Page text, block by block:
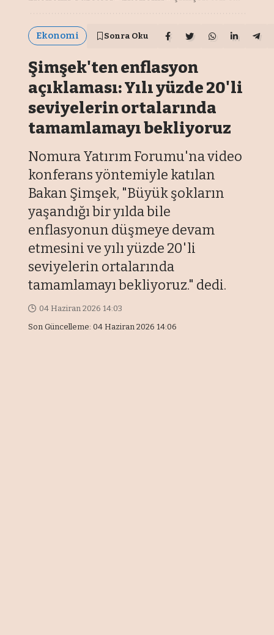
Ekonomi Sonra Oku
Şimşek'ten enflasyon
açıklaması: Yılı yüzde 20'li
seviyelerin ortalarında
tamamlamayı bekliyoruz
Nomura Yatırım Forumu'na video
konferans yöntemiyle katılan
Bakan Şimşek, "Büyük şokların
yaşandığı bir yılda bile
enflasyonun düşmeye devam
etmesini ve yılı yüzde 20'li
seviyelerin ortalarında
tamamlamayı bekliyoruz." dedi.
Son Güncelleme: 04 Haziran 2026 14:06
04 Haziran 2026 14:03